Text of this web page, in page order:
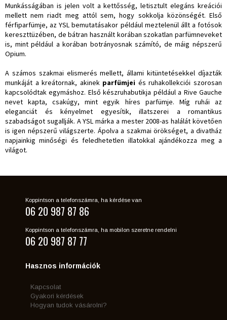
Munkásságában is jelen volt a kettősség, letisztult elegáns kreációi
mellett nem riadt meg attól sem, hogy sokkolja közönségét. Első
férfiparfümje, az YSL bemutatásakor például meztelenül állt a fotósok
kereszttüzében, de bátran használt korában szokatlan parfümneveket
is, mint például a korában botrányosnak számító, de máig népszerű
Opium.
A számos szakmai elismerés mellett, állami kitüntetésekkel díjazták
munkáját a kreátornak, akinek parfümjei és ruhakollekciói szorosan
kapcsolódtak egymáshoz. Első készruhabutikja például a Rive Gauche
nevet kapta, csakúgy, mint egyik híres parfümje. Míg ruhái az
eleganciát és kényelmet egyesítik, illatszerei a romantikus
szabadságot sugallják. A YSL márka a mester 2008-as halálát követően
is igen népszerű világszerte. Ápolva a szakmai örökséget, a divatház
napjainkig minőségi és feledhetetlen illatokkal ajándékozza meg a
világot.
Koppintson a telefonszámra, ha kérdése van
06 20 987 87 86
Koppintson a telefonszámra, ha mobilon szeretne rendelni
06 20 987 87 77
Hasznos információk
Kapcsolat
Gyakori kérdések
Hogyan tudok vásárolni?